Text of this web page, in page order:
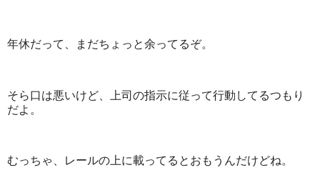
年休だって、まだちょっと余ってるぞ。
そら口は悪いけど、上司の指示に従って行動してるつもり
だよ。
むっちゃ、レールの上に載ってるとおもうんだけどね。